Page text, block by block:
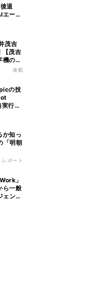
後退
ージ
茂吉
【茂吉
機の構
連載
の技
行を
か知っ
「明朝
レポート
」
ら一般
ェント